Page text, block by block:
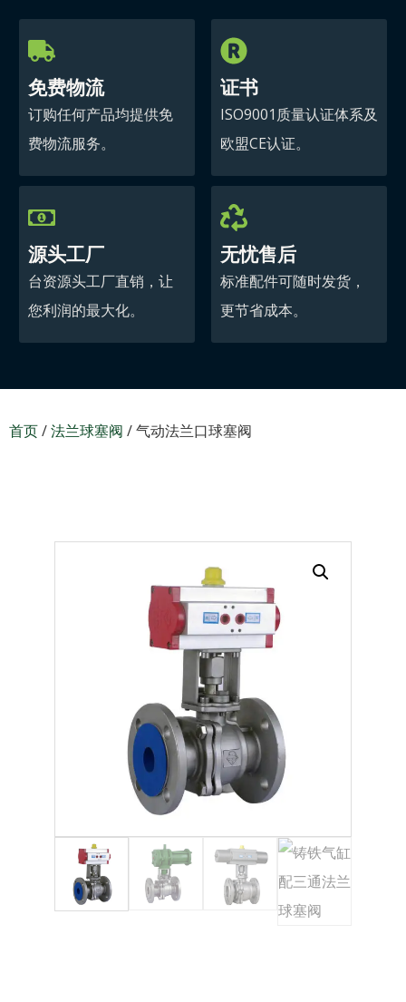
免费物流
订购任何产品均提供免
费物流服务。
证书
ISO9001质量认证体系及
欧盟CE认证。
源头工厂
台资源头工厂直销，让
您利润的最大化。
无忧售后
标准配件可随时发货，
更节省成本。
首页/法兰球塞阀 / 气动法兰口球塞阀